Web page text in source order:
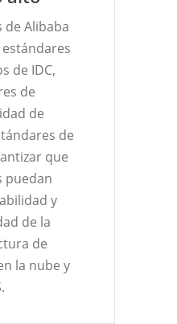
de Alibaba
de IDC,
de
de
de
que
puedan
y
de la
de
la nube y